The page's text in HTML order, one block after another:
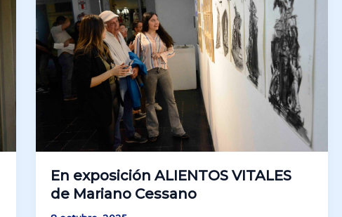
En exposición ALIENTOS VITALES
de Mariano Cessano